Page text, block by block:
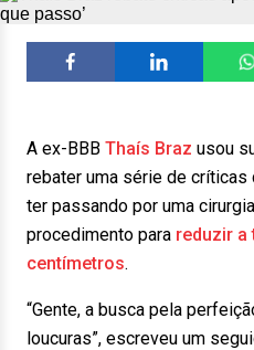
A ex-BBB Thaís Braz usou
rebater uma série de
ter passando por uma
procedimento para reduzir a
centímetros.
“Gente, a busca pela
loucuras”, escreveu um